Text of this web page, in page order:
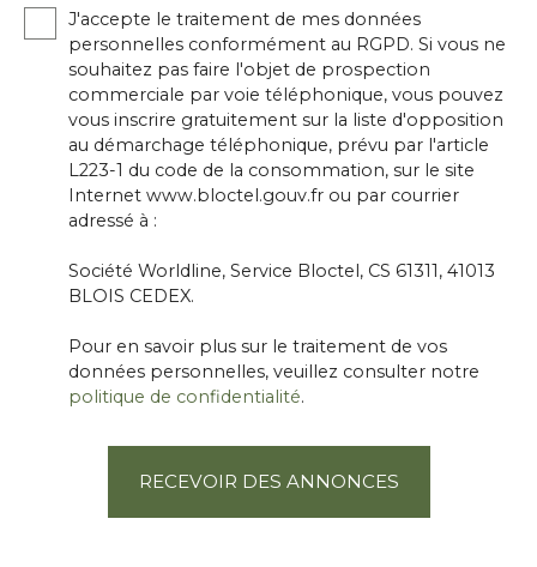
J'accepte le traitement de mes données
personnelles conformément au RGPD. Si vous ne
souhaitez pas faire l'objet de prospection
commerciale par voie téléphonique, vous pouvez
vous inscrire gratuitement sur la liste d'opposition
au démarchage téléphonique, prévu par l'article
L223-1 du code de la consommation, sur le site
Internet www.bloctel.gouv.fr ou par courrier
adressé à :
Société Worldline, Service Bloctel, CS 61311, 41013
BLOIS CEDEX.
Pour en savoir plus sur le traitement de vos
données personnelles, veuillez consulter notre
politique de confidentialité.
RECEVOIR DES ANNONCES